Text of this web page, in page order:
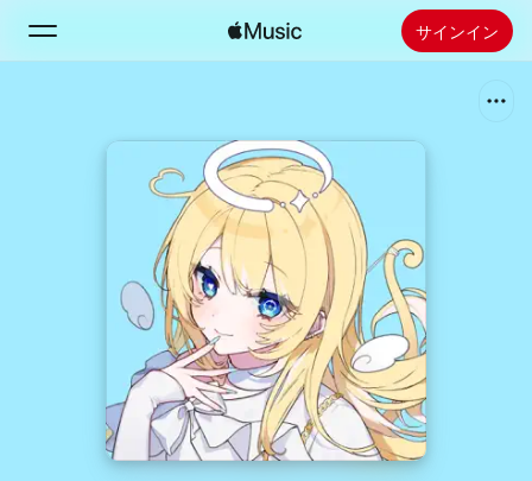
サインイン
新着おすすめ
Apple Musicをインストール